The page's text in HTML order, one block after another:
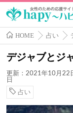
HOME 占い
デジャブとジ
更新：2021年10月22
日
占い